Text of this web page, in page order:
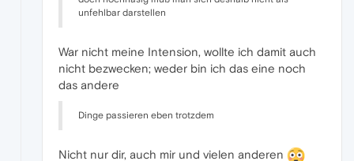
unfehlbar darstellen
War nicht meine Intension, wollte ich damit auch
nicht bezwecken; weder bin ich das eine noch
das andere
Dinge passieren eben trotzdem
Nicht nur dir, auch mir und vielen anderen